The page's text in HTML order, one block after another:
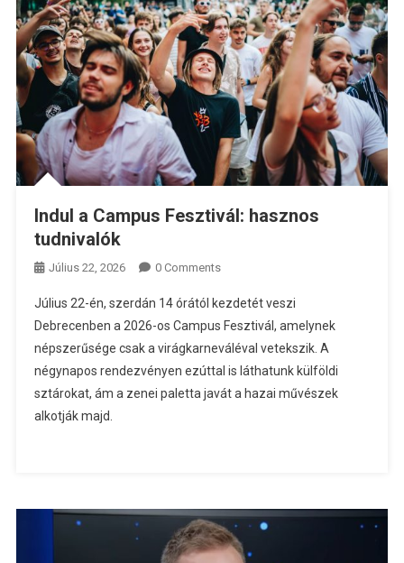
Indul a Campus Fesztivál: hasznos
tudnivalók
Július 22, 2026 0 Comments
Július 22-én, szerdán 14 órától kezdetét veszi
Debrecenben a 2026-os Campus Fesztivál, amelynek
népszerűsége csak a virágkarneváléval vetekszik. A
négynapos rendezvényen ezúttal is láthatunk külföldi
sztárokat, ám a zenei paletta javát a hazai művészek
alkotják majd.